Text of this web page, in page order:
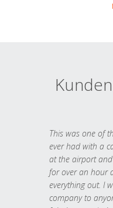
This was one of
ever had with a
at the airport
for over an hour
everything out. I
company to